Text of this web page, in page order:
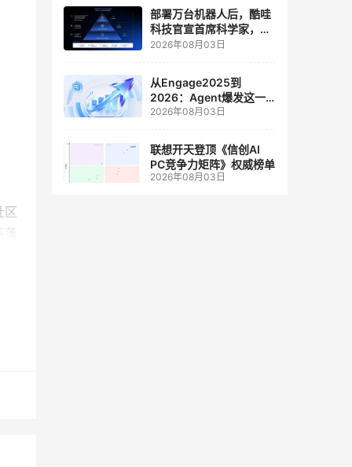
区
部署万台机器人后，酷哇
科技官宣首席科学家，要
让世界模型交付生产力
2026年08月03日
从Engage2025到
2026：Agent爆发这一
年，AI CRM 走到哪了
2026年08月03日
联想开天登顶《信创AI
PC竞争力矩阵》权威榜单
2026年08月03日